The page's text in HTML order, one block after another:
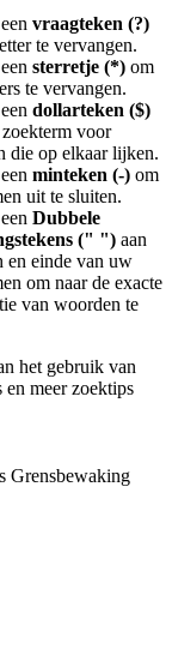
vraagteken (?)
te vervangen.
sterretje (*) om
te vervangen.
dollarteken ($)
voor
die op elkaar lijken.
minteken (-) om
uit te sluiten.
Dubbele
(" ") aan
en einde van uw
om naar de exacte
van woorden te
het gebruik van
en meer zoektips
Grensbewaking